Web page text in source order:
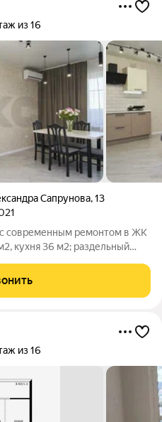
из 16
Сапрунова,13
с современным ремонтом в ЖК
кухня 36 м2; раздельный
а также установлены
из 16